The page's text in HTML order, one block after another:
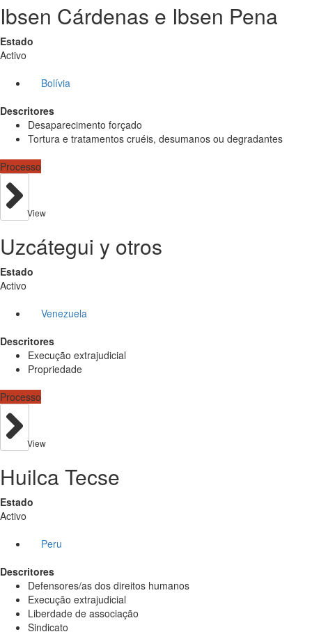
Ibsen Cárdenas e Ibsen Pena
Estado
Activo
Bolívia
Descritores
Desaparecimento forçado
Tortura e tratamentos cruéis, desumanos ou degradantes
Processo
View
Uzcátegui y otros
Estado
Activo
Venezuela
Descritores
Execução extrajudicial
Propriedade
Processo
View
Huilca Tecse
Estado
Activo
Peru
Descritores
Defensores/as dos direitos humanos
Execução extrajudicial
Liberdade de associação
Sindicato